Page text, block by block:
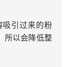
吸引过来的粉
所以会降低整